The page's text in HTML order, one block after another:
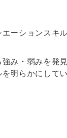
ーションスキ
み・弱みを発
明らかにして